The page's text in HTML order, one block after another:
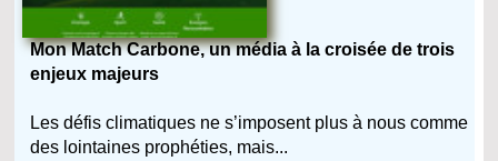
Mon Match Carbone, un média à la croisée de trois
enjeux majeurs
Les défis climatiques ne s’imposent plus à nous comme
des lointaines prophéties, mais...